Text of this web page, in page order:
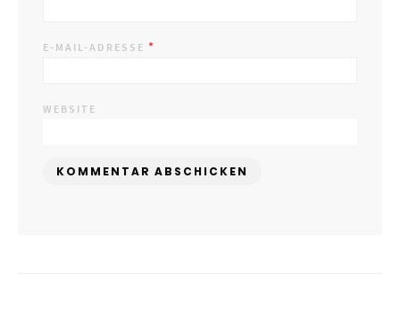
E-MAIL-ADRESSE *
WEBSITE